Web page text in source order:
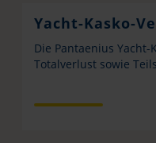
Yacht-Kasko-
Die Pantaenius
Totalverlust sowie